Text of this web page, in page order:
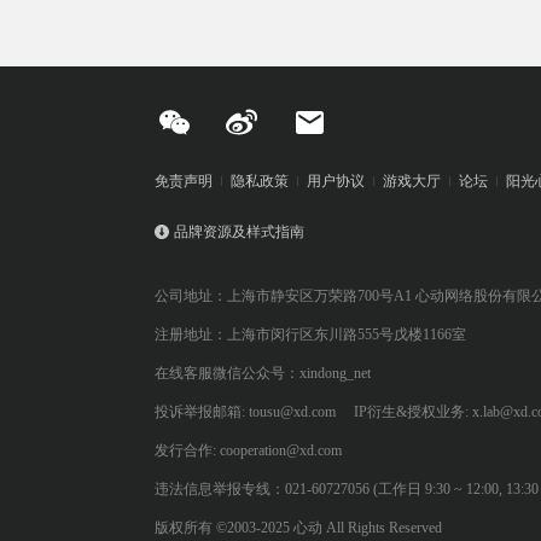
免责声明 隐私政策 用户协议 游戏大厅 论坛 阳光
品牌资源及样式指南
公司地址：上海市静安区万荣路700号A1 心动网络股份有限
注册地址：上海市闵行区东川路555号戊楼1166室
在线客服微信公众号：xindong_net
投诉举报邮箱: tousu@xd.com IP衍生&授权业务:
发行合作: cooperation@xd.com
违法信息举报专线：021-60727056 (工作日 9:30 ~ 12:00, 13:30
版权所有 ©2003-2025 心动 All Rights Reserved